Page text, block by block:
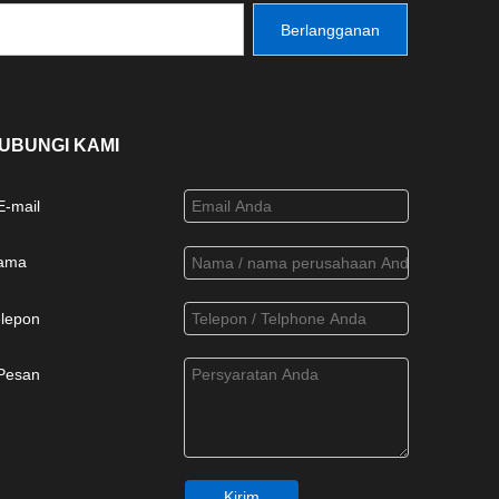
Berlangganan
KAMI
mail